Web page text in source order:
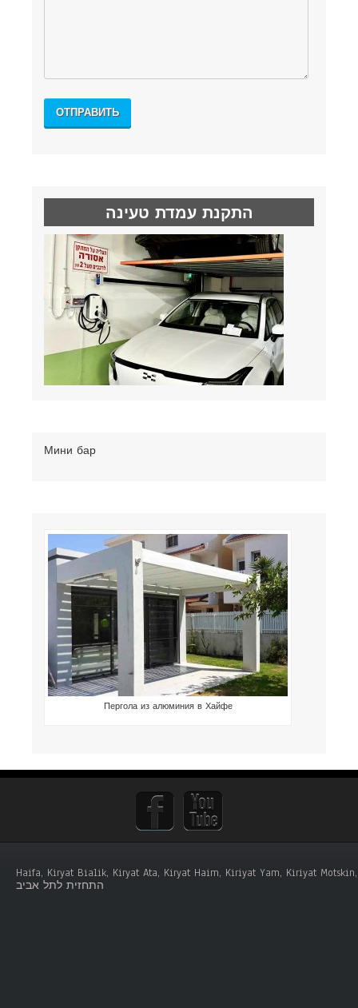
התקנת עמדת טעינה
Мини бар
Пергола из алюминия в Хайфе
Haifa, Kiryat Bialik, Kiryat Ata, Kiryat Haim, Kiriyat Yam, Kiriyat
התחזית לתל אביב